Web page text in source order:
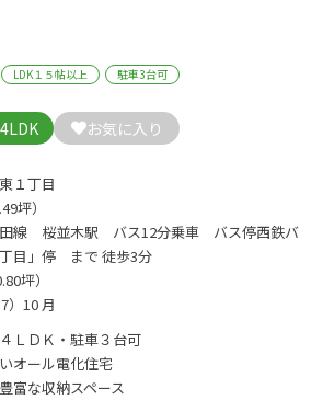
LDK１５帖以上 駐車3台可
4LDK お気に入り
１丁目
坪）
田線 桜並木駅 バス12分乗車 バス停西鉄バ
目」停 まで 徒歩3分
坪）
）10 月
ＬＤＫ・駐車３台可
オール電化住宅
富な収納スペース